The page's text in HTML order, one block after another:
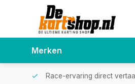
Merken
Race-ervaring direct